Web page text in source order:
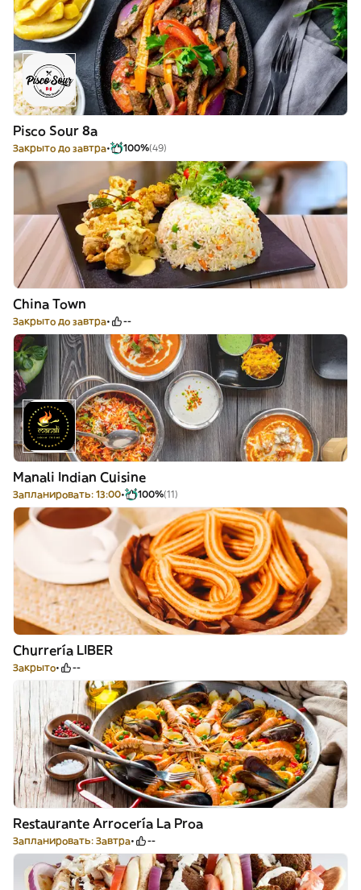
Pisco Sour 8a
Закрыто до завтра 100%(49)
China Town
Закрыто до завтра --
Manali Indian Cuisine
Запланировать: 13:00 100%(11)
Churrería LIBER
Закрыто --
Restaurante Arrocería La Proa
Запланировать: Завтра --